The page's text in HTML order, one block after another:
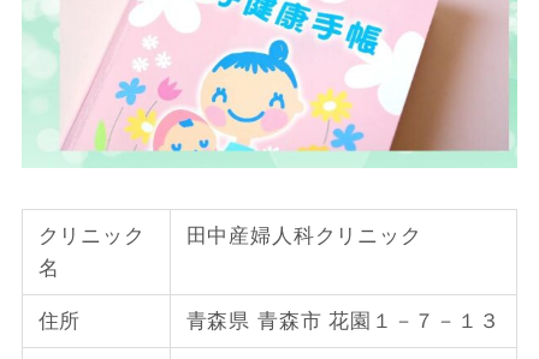
クリニック
名
田中産婦人科クリニック
住所 青森県 青森市 花園１－７－１３